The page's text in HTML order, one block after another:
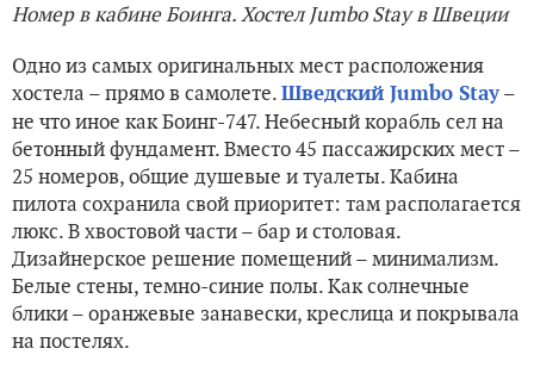
Номер в кабине Боинга. Хостел Jumbo Stay в Швеции
Одно из самых оригинальных мест расположения
хостела – прямо в самолете. Шведский Jumbo Stay–
не что иное как Боинг-747. Небесный корабль сел на
бетонный фундамент. Вместо 45 пассажирских мест –
25 номеров, общие душевые и туалеты. Кабина
пилота сохранила свой приоритет: там располагается
люкс. В хвостовой части – бар и столовая.
Дизайнерское решение помещений – минимализм.
Белые стены, темно-синие полы. Как солнечные
блики – оранжевые занавески, креслица и покрывала
на постелях.